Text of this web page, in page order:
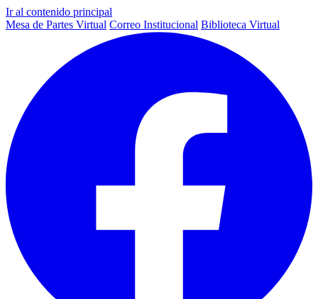
Ir al contenido principal
Mesa de Partes Virtual Correo Institucional Biblioteca Virtual